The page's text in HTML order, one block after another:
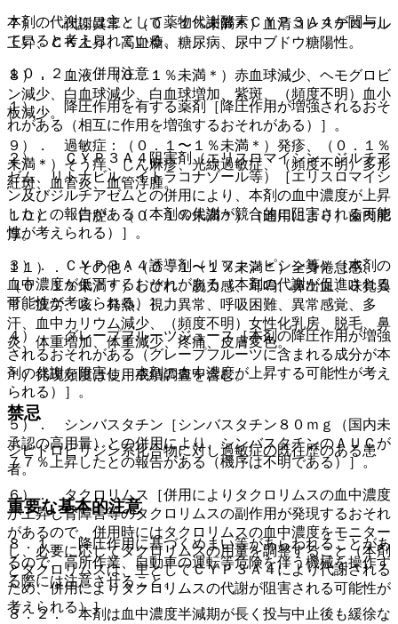
本剤の代謝には主として薬物代謝酵素ＣＹＰ３Ａ４が関与し
ていると考えられている。
１０．２． 併用注意：
１）． 降圧作用を有する薬剤［降圧作用が増強されるおそ
れがある（相互に作用を増強するおそれがある）］。
２）． ＣＹＰ３Ａ４阻害剤（エリスロマイシン、ジルチア
ゼム、リトナビル、イトラコナゾール等）［エリスロマイシ
ン及びジルチアゼムとの併用により、本剤の血中濃度が上昇
したとの報告がある（本剤の代謝が競合的に阻害される可能
性が考えられる）］。
３）． ＣＹＰ３Ａ４誘導剤（リファンピシン等）［本剤の
血中濃度が低下するおそれがある（本剤の代謝が促進される
可能性が考えられる）］。
４）． グレープフルーツジュース［本剤の降圧作用が増強
されるおそれがある（グレープフルーツに含まれる成分が本
剤の代謝を阻害し、本剤の血中濃度が上昇する可能性が考え
られる）］。
５）． シンバスタチン［シンバスタチン８０ｍｇ（国内未
承認の高用量）との併用により、シンバスタチンのＡＵＣが
７７％上昇したとの報告がある（機序は不明である）］。
６）． タクロリムス［併用によりタクロリムスの血中濃度
が上昇し腎障害等のタクロリムスの副作用が発現するおそれ
があるので、併用時にはタクロリムスの血中濃度をモニター
し、必要に応じてタクロリムスの用量を調整すること（本剤
とタクロリムスは、主としてＣＹＰ３Ａ４により代謝される
ため、併用によりタクロリムスの代謝が阻害される可能性が
考えられる）］。
７）． 代謝異常：（０．１％未満＊）血清コレステロール
上昇、ＣＫ上昇、高血糖、糖尿病、尿中ブドウ糖陽性。
８）． 血液：（０．１％未満＊）赤血球減少、ヘモグロビ
ン減少、白血球減少、白血球増加、紫斑、（頻度不明）血小
板減少。
９）． 過敏症：（０．１〜１％未満＊）発疹、（０．１％
未満＊）そう痒、じん麻疹、光線過敏症、（頻度不明）多形
紅斑、血管炎、血管浮腫。
１０）． 口腔：（０．１％未満＊）（連用により）歯肉肥
厚。
１１）． その他：（０．１〜１％未満＊）全身倦怠感、
（０．１％未満＊）しびれ、脱力感、耳鳴、鼻出血、味覚異
常、疲労、咳、発熱、視力異常、呼吸困難、異常感覚、多
汗、血中カリウム減少、（頻度不明）女性化乳房、脱毛、鼻
炎、体重増加、体重減少、疼痛、皮膚変色。
＊）発現頻度は使用成績調査を含む。
禁忌
ジヒドロピリジン系化合物に対し過敏症の既往歴のある患
者。
重要な基本的注意
８．１． 降圧作用に基づくめまい等があらわれることがあ
るので、高所作業、自動車の運転等危険を伴う機械を操作す
る際には注意させること。
８．２． 本剤は血中濃度半減期が長く投与中止後も緩徐な